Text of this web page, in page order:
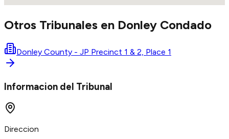
Otros Tribunales en Donley Condado
Donley County - JP Precinct 1 & 2, Place 1
Informacion del Tribunal
Direccion